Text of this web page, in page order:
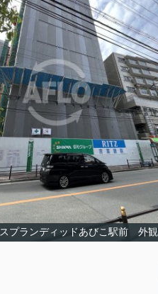
スプランディッドあびこ駅前 外観